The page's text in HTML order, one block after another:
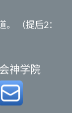
（提后2：
神学院